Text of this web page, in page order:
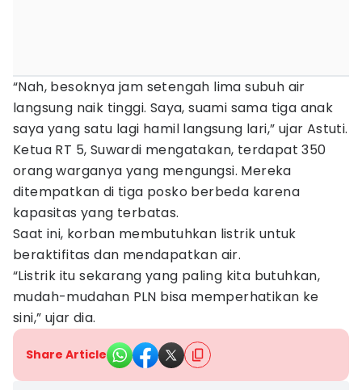
“Nah, besoknya jam setengah lima subuh air
langsung naik tinggi. Saya, suami sama tiga anak
saya yang satu lagi hamil langsung lari,” ujar Astuti.
Ketua RT 5, Suwardi mengatakan, terdapat 350
orang warganya yang mengungsi. Mereka
ditempatkan di tiga posko berbeda karena
kapasitas yang terbatas.
Saat ini, korban membutuhkan listrik untuk
beraktifitas dan mendapatkan air.
“Listrik itu sekarang yang paling kita butuhkan,
mudah-mudahan PLN bisa memperhatikan ke
sini,” ujar dia.
Share Article